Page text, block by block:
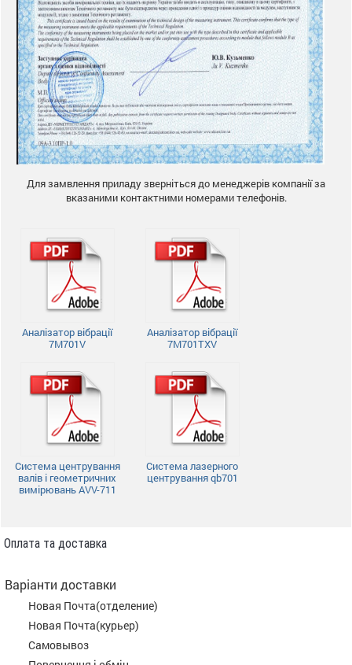
Для замвлення приладу зверніться до менеджерів компанії за
вказаними контактними номерами телефонів.
Аналізатор вібрації
7M701V
Аналізатор вібрації
7M701TXV
Система центрування
валів і геометричних
вимірювань AVV-711
Система лазерного
центрування qb701
Оплата та доставка
Варіанти доставки
Новая Почта(отделение)
Новая Почта(курьер)
Самовывоз